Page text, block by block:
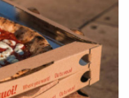
活動主角。擁有25年
、一台交通車的贊
，將深深影響著孩子
25年家扶資歷、目前
訴CTWANT記者，參
巷16號 消費項目：
場） 地址：新北市
及餐點 金額：500
林口區文化二路一段
額：6元Gogoro（睿